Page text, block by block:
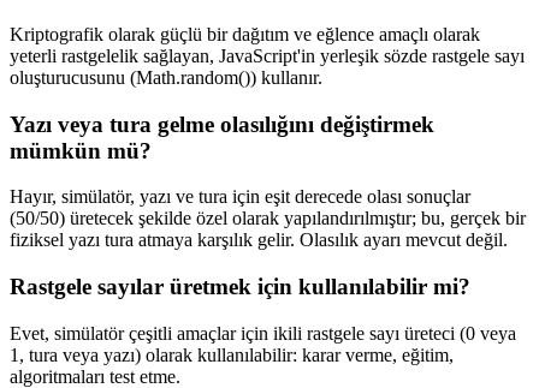
Kriptografik olarak güçlü bir dağıtım ve eğlence amaçlı olarak
yeterli rastgelelik sağlayan, JavaScript'in yerleşik sözde rastgele sayı
oluşturucusunu (Math.random()) kullanır.
Yazı veya tura gelme olasılığını değiştirmek
mümkün mü?
Hayır, simülatör, yazı ve tura için eşit derecede olası sonuçlar
(50/50) üretecek şekilde özel olarak yapılandırılmıştır; bu, gerçek bir
fiziksel yazı tura atmaya karşılık gelir. Olasılık ayarı mevcut değil.
Rastgele sayılar üretmek için kullanılabilir mi?
Evet, simülatör çeşitli amaçlar için ikili rastgele sayı üreteci (0 veya
1, tura veya yazı) olarak kullanılabilir: karar verme, eğitim,
algoritmaları test etme.